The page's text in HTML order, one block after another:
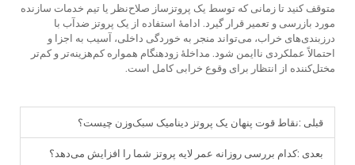
متوقف کنید تا زمانی که توسط یک پروتزساز صلاح‌نظر یا تیم خدمات سازنده
مورد بازرسی و تعمیر قرار گیرد. ادامهٔ استفاده از یک پروتز ضدآب با
درزبندی‌های خراب، می‌تواند منجر به خوردگی داخلی، آسیب به اجزا و
احتمالاً عملکردی ناایمن شود. مداخلهٔ زودهنگام همواره کم‌هزینه‌تر و کم‌تر
مختل‌کننده از انتظار برای وقوع خرابی کامل است.
قبلی :نقاط قوت پنهان یک پروتز دینامیک سبک‌وزن چیست؟
بعدی :کدام بررسی روزانه عمر لایه پروتز شما را افزایش می‌دهد؟